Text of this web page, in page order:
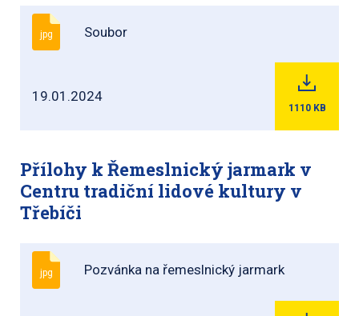
jpg Soubor
19.01.2024
1110 KB
Přílohy k Řemeslnický jarmark v
Centru tradiční lidové kultury v
Třebíči
jpg Pozvánka na řemeslnický jarmark